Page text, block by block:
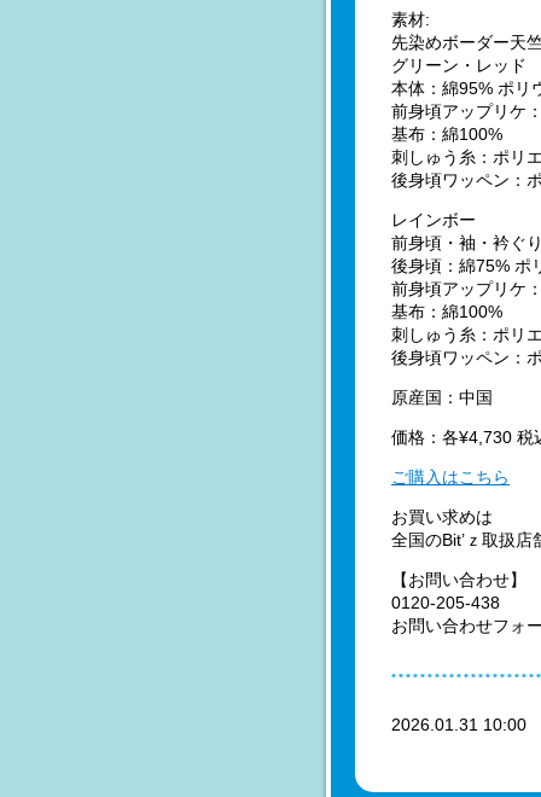
素材:
先染めボーダー天
グリーン・レッド
本体：綿95% ポリ
前身頃アップリケ
基布：綿100%
刺しゅう糸：ポリ
後身頃ワッペン：
レインボー
前身頃・袖・衿ぐ
後身頃：綿75% ポ
前身頃アップリケ
基布：綿100%
刺しゅう糸：ポリ
後身頃ワッペン：
原産国：中国
価格：各¥4,730 税
ご購入はこちら
お買い求めは
全国のBit’ｚ取扱店
【お問い合わせ】
0120-205-438
お問い合わせフォ
2026.01.31